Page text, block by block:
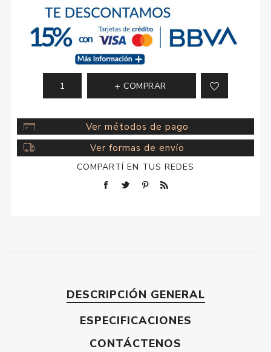
COMPRAR
Ver métodos de pago
Ver formas de envío
COMPARTÍ EN TUS REDES
DESCRIPCIÓN GENERAL
ESPECIFICACIONES
CONTÁCTENOS